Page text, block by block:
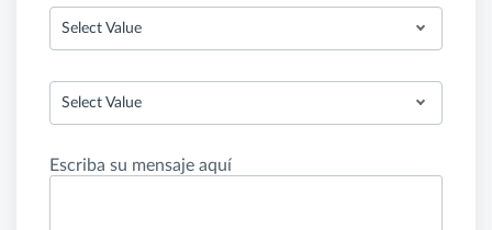
Select Value
Select Value
Escriba su mensaje aquí